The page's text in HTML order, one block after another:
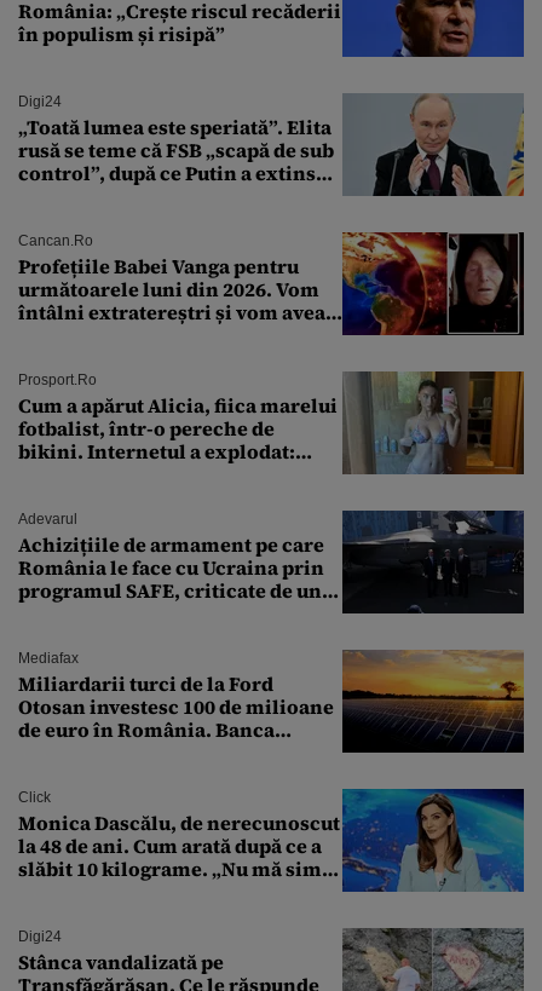
România: „Crește riscul recăderii
în populism și risipă”
Digi24
„Toată lumea este speriată”. Elita
rusă se teme că FSB „scapă de sub
control”, după ce Putin a extins
Cancan.ro
Profețiile Babei Vanga pentru
următoarele luni din 2026. Vom
întâlni extratereștri și vom avea
Prosport.ro
Cum a apărut Alicia, fiica marelui
fotbalist, într-o pereche de
bikini. Internetul a explodat:
Adevarul
Achizițiile de armament pe care
România le face cu Ucraina prin
programul SAFE, criticate de un
Mediafax
Miliardarii turci de la Ford
Otosan investesc 100 de milioane
de euro în România. Banca
Click
Monica Dascălu, de nerecunoscut
la 48 de ani. Cum arată după ce a
slăbit 10 kilograme. „Nu mă simt
Digi24
Stânca vandalizată pe
Transfăgărășan. Ce le răspunde